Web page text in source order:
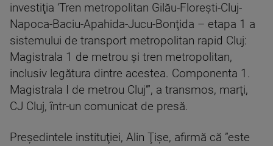
investiţia ‘Tren metropolitan Gilău-Floreşti-Cluj-
Napoca-Baciu-Apahida-Jucu-Bonţida – etapa 1 a
sistemului de transport metropolitan rapid Cluj:
Magistrala 1 de metrou şi tren metropolitan,
inclusiv legătura dintre acestea. Componenta 1.
Magistrala I de metrou Cluj’”, a transmos, marţi,
CJ Cluj, într-un comunicat de presă.
Preşedintele instituţiei, Alin Ţişe, afirmă că ”este